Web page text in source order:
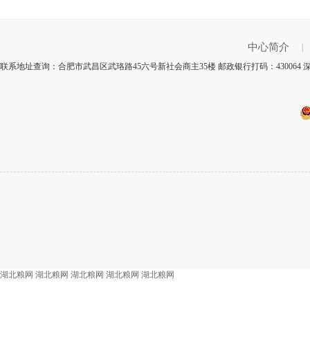
中心简介
联系地址查询：合肥市武昌区武珞路45六号新社会商主35楼 邮政银行打码：430064
湖北粮网 湖北粮网 湖北粮网 湖北粮网 湖北粮网